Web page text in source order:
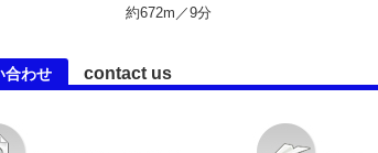
約672m／9分
合わせ contact us